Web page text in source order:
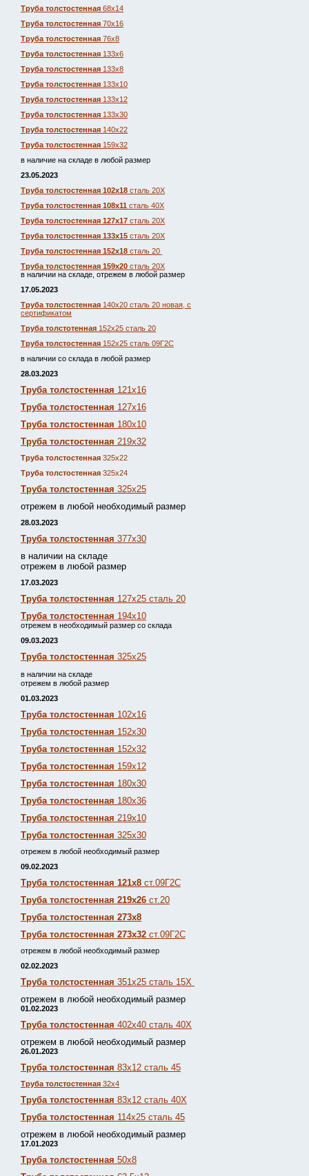
Труба толстостенная 68х14
Труба толстостенная 70х16
Труба толстостенная 76х8
Труба толстостенная 133х6
Труба толстостенная 133х8
Труба толстостенная 133х10
Труба толстостенная 133х12
Труба толстостенная 133х30
Труба толстостенная 140х22
Труба толстостенная 159х32
в наличие на складе в любой размер
23.05.2023
Труба толстостенная 102х18 сталь 20Х
Труба толстостенная 108х11 сталь 40Х
Труба толстостенная 127х17 сталь 20Х
Труба толстостенная 133х15 сталь 20Х
Труба толстостенная 152х18 сталь 20
Труба толстостенная 159х20 сталь 20Х
в наличии на складе, отрежем в любой размер
17.05.2023
Труба толстостенная 140х20 сталь 20 новая, с
сертификатом
Труба толстотенная 152х25 сталь 20
Труба толстостенная 152х25 сталь 09Г2С
в наличии со склада в любой размер
28.03.2023
Труба толстостенная 121х16
Труба толстостенная 127х16
Труба толстостенная 180х10
Труба толстостенная 219х32
Труба толстостенная 325х22
Труба толстостенная 325х24
Труба толстостенная 325х25
отрежем в любой необходимый размер
28.03.2023
Труба толстостенная 377х30
в наличии на складе
отрежем в любой размер
17.03.2023
Труба толстостенная 127х25 сталь 20
Труба толстостенная 194х10
отрежем в необходимый размер со склада
09.03.2023
Труба толстостенная 325х25
в наличии на складе
отрежем в любой размер
01.03.2023
Труба толстостенная 102х16
Труба толстостенная 152х30
Труба толстостенная 152х32
Труба толстостенная 159х12
Труба толстостенная 180х30
Труба толстостенная 180х36
Труба толстостенная 219х10
Труба толстостенная 325х30
отрежем в любой необходимый размер
09.02.2023
Труба толстостенная 121х8 ст.09Г2С
Труба толстостенная 219х26 ст.20
Труба толстостенная 273х8
Труба толстостенная 273х32 ст.09Г2С
отрежем в любой необходимый размер
02.02.2023
Труба толстостенная 351х25 сталь 15Х
отрежем в любой необходимый размер
01.02.2023
Труба толстостенная 402х40 сталь 40Х
отрежем в любой необходимый размер
26.01.2023
Труба толстостенная 83х12 сталь 45
Труба толстостенная 32х4
Труба толстостенная 83х12 сталь 40Х
Труба толстостенная 114х25 сталь 45
отрежем в любой необходимый размер
17.01.2023
Труба толстостенная 50х8